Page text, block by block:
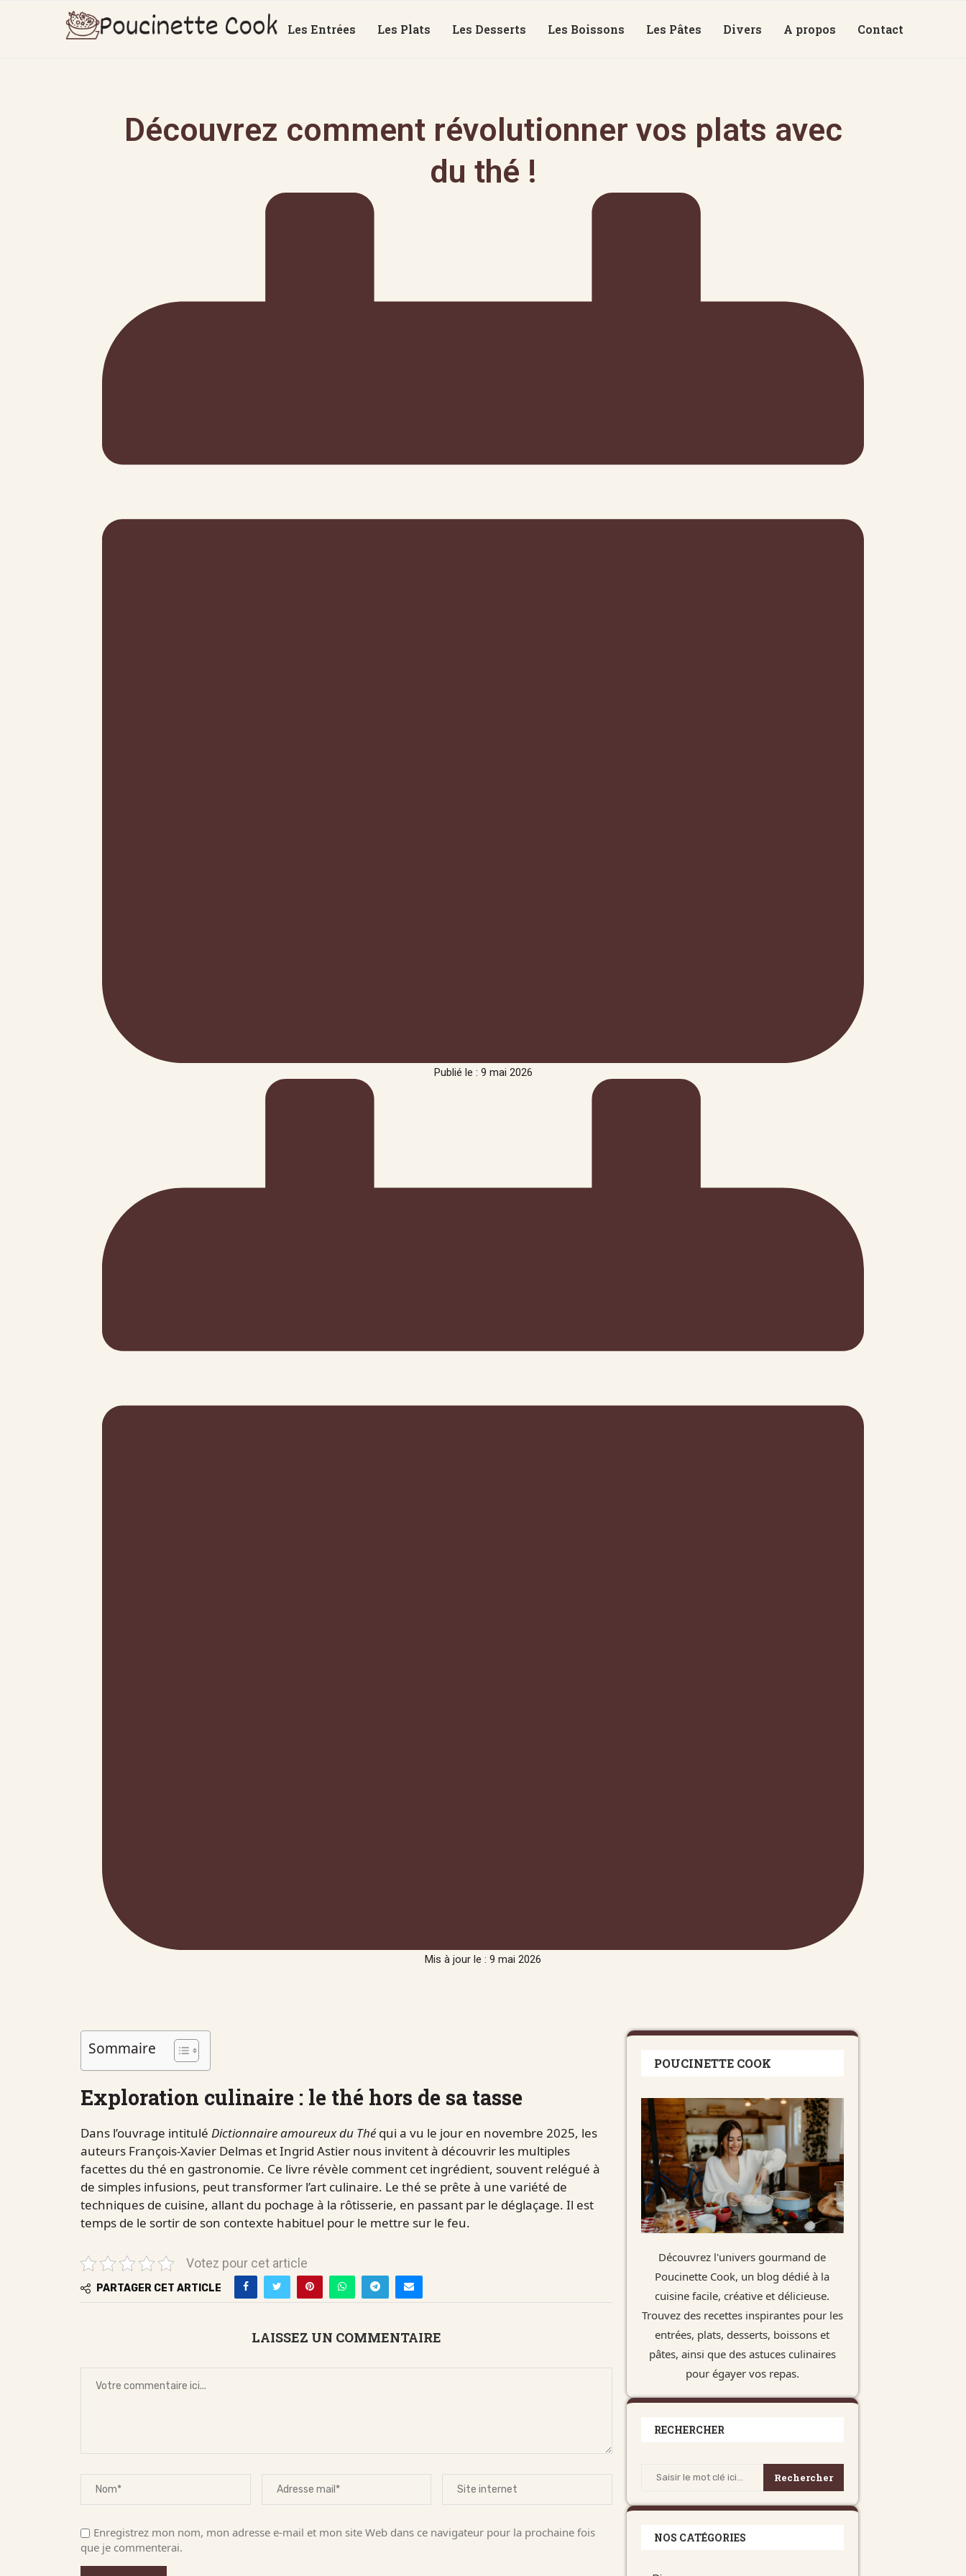
Les Entrées Les Plats Les Desserts Les Boissons Les Pâtes Divers A propos Contact
Découvrez comment révolutionner vos plats avec
du thé !
Publié le : 9 mai 2026
Mis à jour le : 9 mai 2026
Sommaire
Exploration culinaire : le thé hors de sa tasse
Dans l’ouvrage intitulé Dictionnaire amoureux du Thé qui a vu le jour en novembre 2025, les
auteurs François-Xavier Delmas et Ingrid Astier nous invitent à découvrir les multiples
facettes du thé en gastronomie. Ce livre révèle comment cet ingrédient, souvent relégué à
de simples infusions, peut transformer l’art culinaire. Le thé se prête à une variété de
techniques de cuisine, allant du pochage à la rôtisserie, en passant par le déglaçage. Il est
temps de le sortir de son contexte habituel pour le mettre sur le feu.
Votez pour cet article
PARTAGER CET ARTICLE
LAISSEZ UN COMMENTAIRE
Enregistrez mon nom, mon adresse e-mail et mon site Web dans ce navigateur pour la prochaine fois
que je commenterai.
POUCINETTE COOK
Découvrez l'univers gourmand de
Poucinette Cook, un blog dédié à la
cuisine facile, créative et délicieuse.
Trouvez des recettes inspirantes pour les
entrées, plats, desserts, boissons et
pâtes, ainsi que des astuces culinaires
pour égayer vos repas.
RECHERCHER
Rechercher
NOS CATÉGORIES